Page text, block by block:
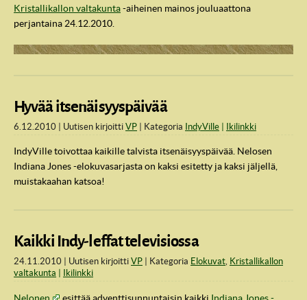
Kristallikallon valtakunta-aiheinen mainos jouluaattona
perjantaina 24.12.2010.
Hyvää itsenäisyyspäivää
6.12.2010 Uutisen kirjoitti VP Kategoria IndyVille Ikilinkki
IndyVille toivottaa kaikille talvista itsenäisyyspäivää. Nelosen
Indiana Jones -elokuvasarjasta on kaksi esitetty ja kaksi jäljellä,
muistakaahan katsoa!
Kaikki Indy-leffat televisiossa
24.11.2010 Uutisen kirjoitti VP Kategoria Elokuvat, Kristallikallon
valtakunta
Ikilinkki
Nelonen esittää adventtisunnuntaisin kaikki Indiana Jones -